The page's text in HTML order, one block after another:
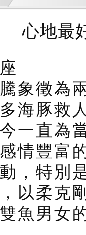
心地最
象徵為
海豚救
一直為
情豐富
，特別
以柔克
魚男女